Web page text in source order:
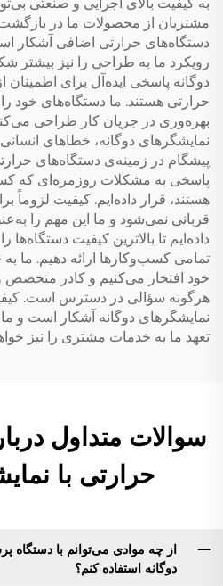
مشتریان از محصولات ما در
دستگاه‌های حرارتی اضافی آشکار
رویکرد ما به طراحی را نیز بیشتر
دوگانه پاسخی ایده‌آل برای
حرارتی هستند. ما دستگاه‌های خود
بهره‌وری در جریان کار طراحی
نمایشگرهای دوگانه، خطاهای
پیشگام در زمینه‌ی دستگاه‌های
پاسخی به مشکلات روزمره‌ای که
هستند، قرار داده‌ایم. کیفیت لزوماً
قربانی نمی‌شود و ما این مهم را
داده‌ایم تا بالاترین کیفیت
تمامی کسب‌وکارها ارائه دهیم. ما
خود افتخار می‌کنیم و کادر متخصص
هرگونه سؤالی در دسترس است.
نمایشگرهای دوگانه آشکار است و ما
تعهد ما به خدمات مشتری را نیز
سوالات متداول
حرارتی با
از چه موادی می‌توانم با دستگاه
دوگانه استفاده کنم؟